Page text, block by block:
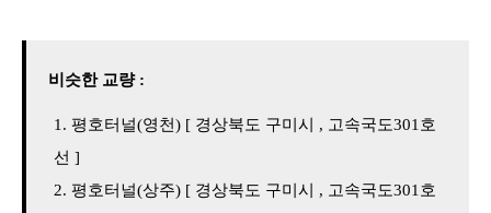
비슷한 교량 :
평호터널(영천) [ 경상북도 구미시 , 고속국도301호
선 ]
평호터널(상주) [ 경상북도 구미시 , 고속국도301호